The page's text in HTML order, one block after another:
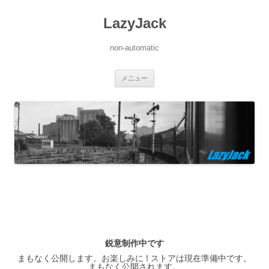
LazyJack
non-automatic
メニュー
ツ
へ
ス
キ
ッ
プ
鋭意制作中です
まもなく公開します。お楽しみに ! ストアは現在準備中です。
まもなく公開されます。